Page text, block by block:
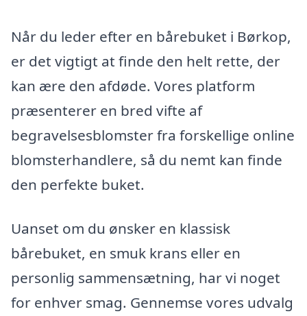
Når du leder efter en bårebuket i Børkop,
er det vigtigt at finde den helt rette, der
kan ære den afdøde. Vores platform
præsenterer en bred vifte af
begravelsesblomster fra forskellige online
blomsterhandlere, så du nemt kan finde
den perfekte buket.
Uanset om du ønsker en klassisk
bårebuket, en smuk krans eller en
personlig sammensætning, har vi noget
for enhver smag. Gennemse vores udvalg